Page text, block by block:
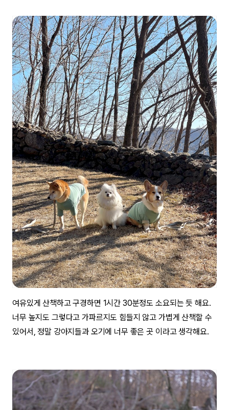
여유있게 산책하고 구경하면 1시간 30분정도 소요되는 듯 해요.
너무 높지도 그렇다고 가파르지도 힘들지 않고 가볍게 산책할 수
있어서, 정말 강아지들과 오기에 너무 좋은 곳 이라고 생각해요.